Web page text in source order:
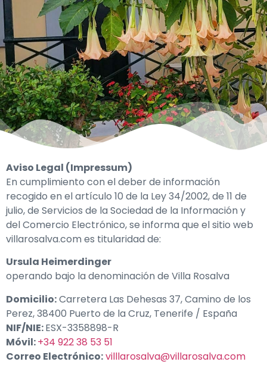
Aviso Legal (Impressum)
En cumplimiento con el deber de información
recogido en el artículo 10 de la Ley 34/2002, de 11 de
julio, de Servicios de la Sociedad de la Información y
del Comercio Electrónico, se informa que el sitio web
villarosalva.com es titularidad de:
Ursula Heimerdinger
operando bajo la denominación de Villa Rosalva
Domicilio:Carretera Las Dehesas 37, Camino de los
Perez, 38400 Puerto de la Cruz, Tenerife / España
NIF/NIE:ESX-3358898-R
Móvil:+34 922 38 53 51
Correo Electrónico:villlarosalva@villarosalva.com